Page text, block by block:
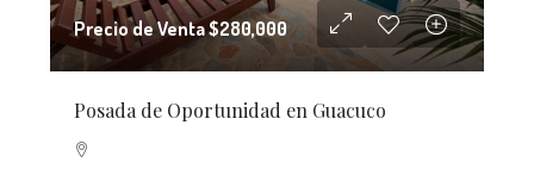
Precio de Venta$280,000
Posada de Oportunidad en Guacuco